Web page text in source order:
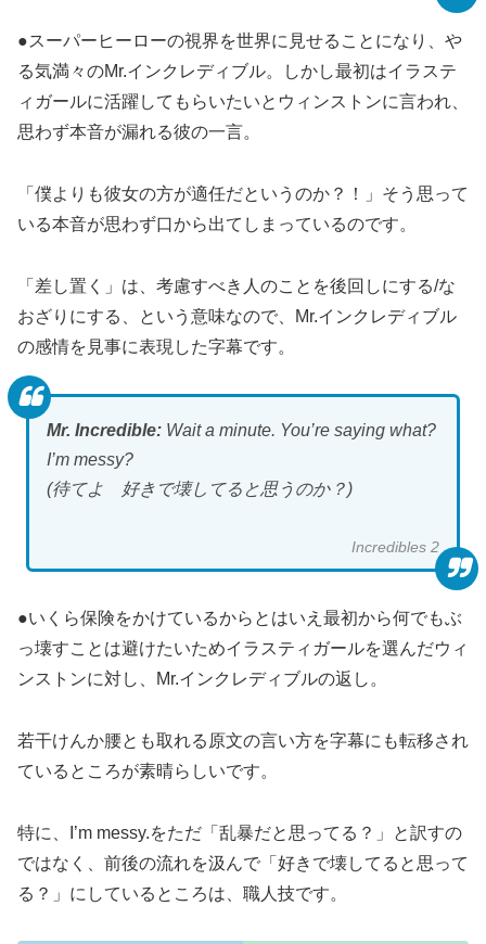
●スーパーヒーローの視界を世界に見せることになり、や
る気満々のMr.インクレディブル。しかし最初はイラステ
ィガールに活躍してもらいたいとウィンストンに言われ、
思わず本音が漏れる彼の一言。
「僕よりも彼女の方が適任だというのか？！」そう思って
いる本音が思わず口から出てしまっているのです。
「差し置く」は、考慮すべき人のことを後回しにする/な
おざりにする、という意味なので、Mr.インクレディブル
の感情を見事に表現した字幕です。
Mr. Incredible: Wait a minute. You’re saying what?
I’m messy?
(待てよ 好きで壊してると思うのか？)
Incredibles 2
●いくら保険をかけているからとはいえ最初から何でもぶ
っ壊すことは避けたいためイラスティガールを選んだウィ
ンストンに対し、Mr.インクレディブルの返し。
若干けんか腰とも取れる原文の言い方を字幕にも転移され
ているところが素晴らしいです。
特に、I’m messy.をただ「乱暴だと思ってる？」と訳すの
ではなく、前後の流れを汲んで「好きで壊してると思って
る？」にしているところは、職人技です。